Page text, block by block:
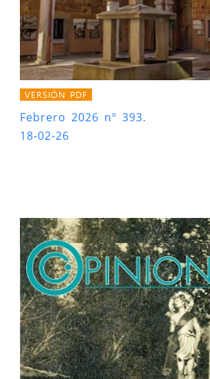
VERSIÓN PDF
Febrero 2026 nº 393.
18-02-26